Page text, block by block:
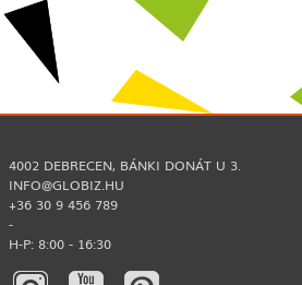
4002 DEBRECEN, BÁNKI DONÁT U 3.
INFO@GLOBIZ.HU
+36 30 9 456 789
-
H-P: 8:00 - 16:30